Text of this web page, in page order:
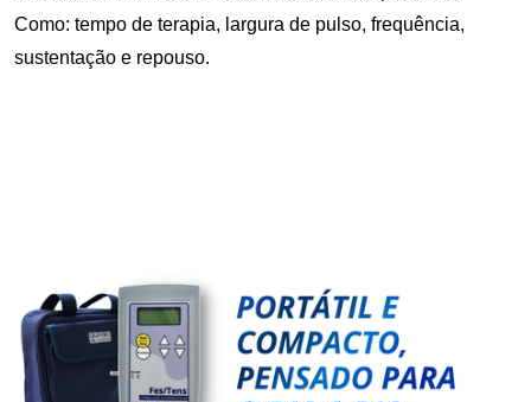
Como: tempo de terapia, largura de pulso, frequência,
sustentação e repouso.